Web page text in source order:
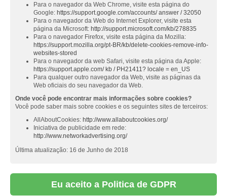
Para o navegador da Web Chrome, visite esta página do
Google: https://support.google.com/accounts/ answer / 32050
Para o navegador da Web do Internet Explorer, visite esta
página da Microsoft: http://support.microsoft.com/kb/278835
Para o navegador Firefox, visite esta página da Mozilla:
https://support.mozilla.org/pt-BR/kb/delete-cookies-remove-info-
websites-stored
Para o navegador da web Safari, visite esta página da Apple:
https://support.apple.com/ kb / PH21411? locale = en_US
Para qualquer outro navegador da Web, visite as páginas da
Web oficiais do seu navegador da Web.
Onde você pode encontrar mais informações sobre cookies?
Você pode saber mais sobre cookies e os seguintes sites de terceiros:
AllAboutCookies: http://www.allaboutcookies.org/
Iniciativa de publicidade em rede:
http://www.networkadvertising.org/
Última atualização: 16 de Junho de 2018